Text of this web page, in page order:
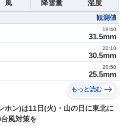
風 降雪量 湿度
観測値
31.5mm
19:40
30.5mm
20:10
25.5mm
20:50
もっと読む
ホン)は11日(火)・山の日に東北に
風対策を